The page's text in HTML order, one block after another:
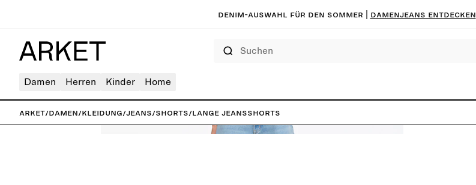
Denim-Auswahl für den Sommer | Damenjeans entdecken
Damen Herren Kinder Home
ARKET/Damen/Kleidung/Jeans/Shorts/Lange Jeansshorts